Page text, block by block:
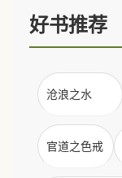
好书推荐
沧浪之水
官道之色戒